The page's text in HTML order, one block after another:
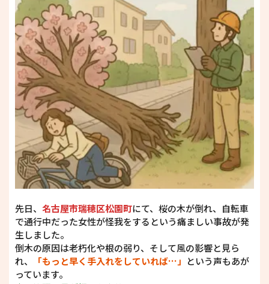
先日、 名古屋市瑞穂区松園町にて、桜の木が倒れ、自転車
で通行中だった女性が怪我をするという痛ましい事故が発
生しました。
倒木の原因は老朽化や根の弱り、そして風の影響と見ら
れ、
「もっと早く手入れをしていれば…」 という声もあが
っています。